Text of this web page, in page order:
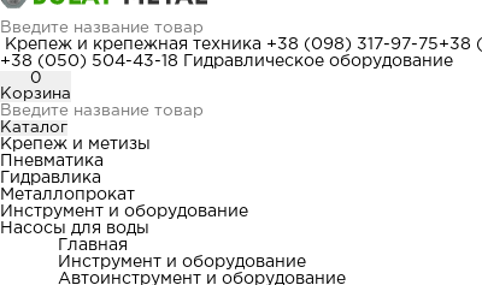
Крепеж и крепежная техника +38 (098) 317-97-75+38
+38 (050) 504-43-18
Гидравлическое оборудование
0
Корзина
Каталог
Крепеж и метизы
Пневматика
Гидравлика
Металлопрокат
Инструмент и оборудование
Насосы для воды
Главная
Инструмент и оборудование
Автоинструмент и оборудование